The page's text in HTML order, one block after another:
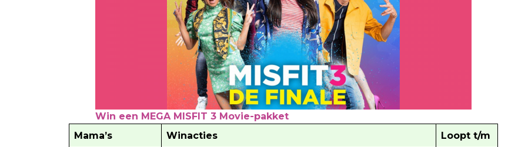
Win een MEGA MISFIT 3 Movie-pakket
Mama’s
Winacties Loopt t/m